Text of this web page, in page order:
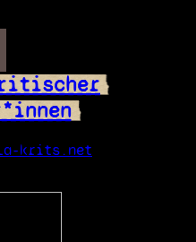
krits.net